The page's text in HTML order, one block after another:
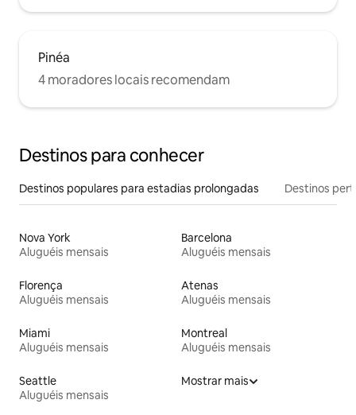
Pinéa
4 moradores locais recomendam
Destinos para conhecer
Destinos populares para estadias prolongadas Destinos
Nova York
Aluguéis mensais
Barcelona
Aluguéis mensais
Florença
Aluguéis mensais
Atenas
Aluguéis mensais
Miami
Aluguéis mensais
Montreal
Aluguéis mensais
Seattle
Aluguéis mensais
Mostrar mais